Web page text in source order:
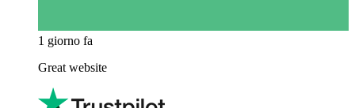
1 giorno fa
Great website